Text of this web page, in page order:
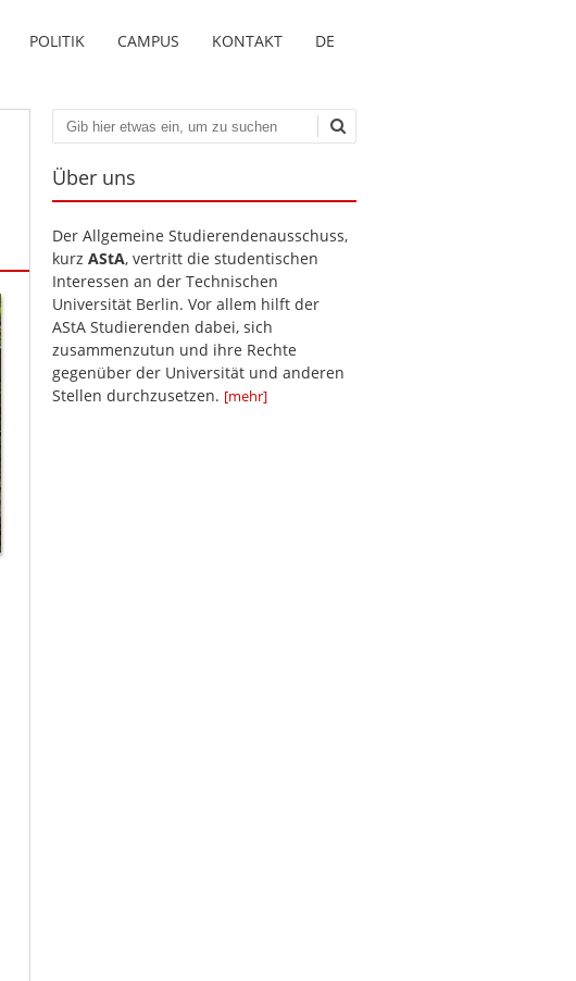
DE
POLITIK CAMPUS KONTAKT
Suchen
Über uns
Der Allgemeine Studierendenausschuss,
kurz AStA, vertritt die studentischen
Interessen an der Technischen
Universität Berlin. Vor allem hilft der
AStA Studierenden dabei, sich
zusammenzutun und ihre Rechte
gegenüber der Universität und anderen
Stellen durchzusetzen. [mehr]